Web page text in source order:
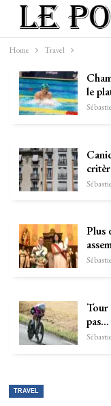
Home Travel
le
Plus
Tour
pas…
TRAVEL